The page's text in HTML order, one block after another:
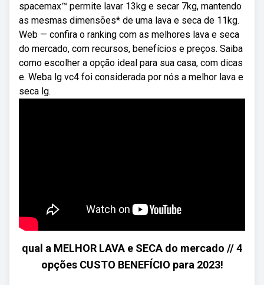
spacemax™ permite lavar 13kg e secar 7kg, mantendo
as mesmas dimensões* de uma lava e seca de 11kg.
Web — confira o ranking com as melhores lava e seca
do mercado, com recursos, benefícios e preços. Saiba
como escolher a opção ideal para sua casa, com dicas
e. Weba lg vc4 foi considerada por nós a melhor lava e
seca lg.
qual a MELHOR LAVA e SECA do mercado // 4
opções CUSTO BENEFÍCIO para 2023!